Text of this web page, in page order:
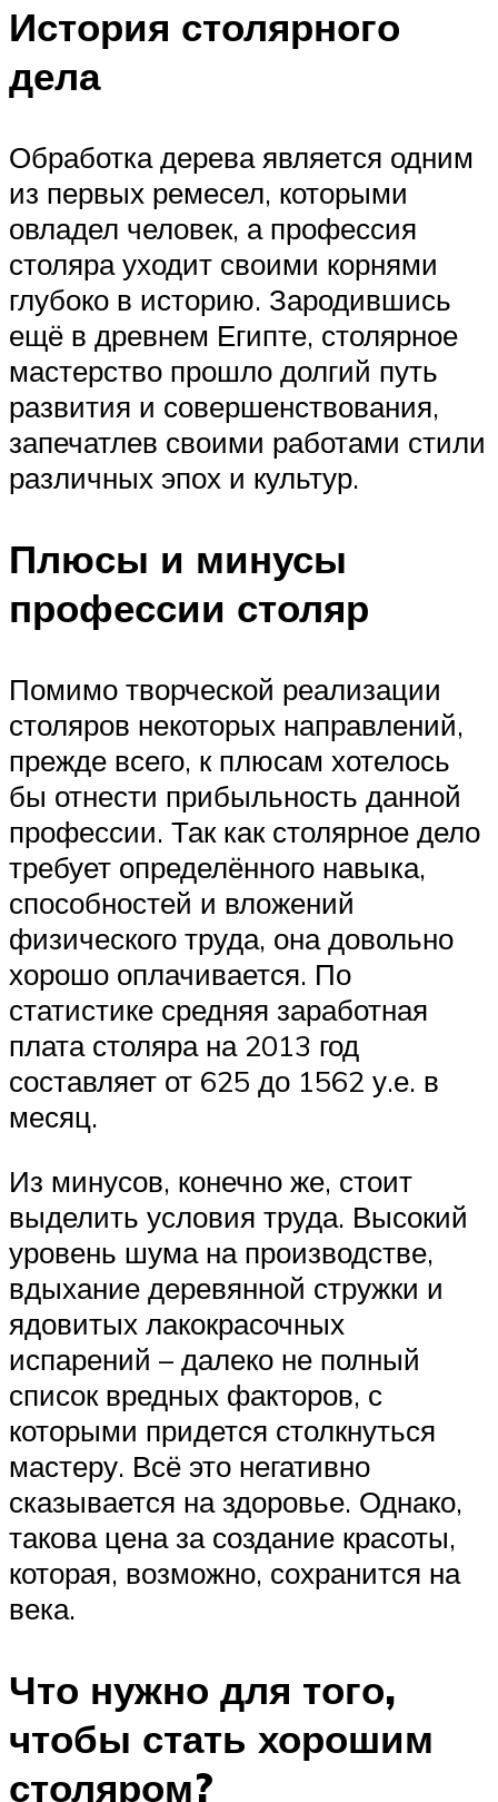
История столярного
дела
Обработка дерева является одним
из первых ремесел, которыми
овладел человек, а профессия
столяра уходит своими корнями
глубоко в историю. Зародившись
ещё в древнем Египте, столярное
мастерство прошло долгий путь
развития и совершенствования,
запечатлев своими работами стили
различных эпох и культур.
Плюсы и минусы
профессии столяр
Помимо творческой реализации
столяров некоторых направлений,
прежде всего, к плюсам хотелось
бы отнести прибыльность данной
профессии. Так как столярное дело
требует определённого навыка,
способностей и вложений
физического труда, она довольно
хорошо оплачивается. По
статистике средняя заработная
плата столяра на 2013 год
составляет от 625 до 1562 у.е. в
месяц.
Из минусов, конечно же, стоит
выделить условия труда. Высокий
уровень шума на производстве,
вдыхание деревянной стружки и
ядовитых лакокрасочных
испарений – далеко не полный
список вредных факторов, с
которыми придется столкнуться
мастеру. Всё это негативно
сказывается на здоровье. Однако,
такова цена за создание красоты,
которая, возможно, сохранится на
века.
Что нужно для того,
чтобы стать хорошим
столяром?